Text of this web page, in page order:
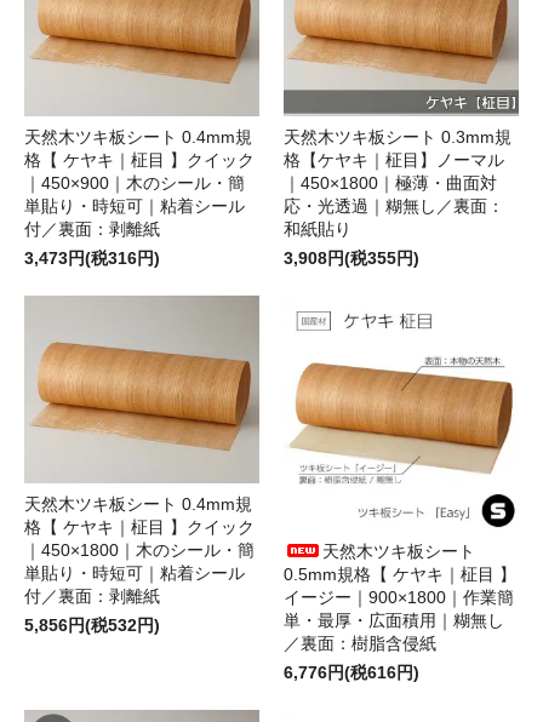
天然木ツキ板シート 0.4mm規
格【 ケヤキ｜柾目 】クイック
｜450×900｜木のシール・簡
単貼り・時短可｜粘着シール
付／裏面：剥離紙
3,473円(税316円)
天然木ツキ板シート 0.3mm規
格【ケヤキ｜柾目】ノーマル
｜450×1800｜極薄・曲面対
応・光透過｜糊無し／裏面：
和紙貼り
3,908円(税355円)
天然木ツキ板シート 0.4mm規
格【 ケヤキ｜柾目 】クイック
｜450×1800｜木のシール・簡
単貼り・時短可｜粘着シール
付／裏面：剥離紙
5,856円(税532円)
天然木ツキ板シート
0.5mm規格【 ケヤキ｜柾目 】
イージー｜900×1800｜作業簡
単・最厚・広面積用｜糊無し
／裏面：樹脂含侵紙
6,776円(税616円)